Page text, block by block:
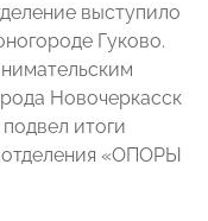
выступило
Гуково.
Новочеркасск
итоги
«ОПОРЫ